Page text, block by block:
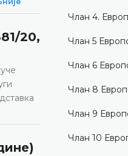
20,
Члан 4.
Члан 5
Члан 6
Члан 8
Члан 9
Члан 10